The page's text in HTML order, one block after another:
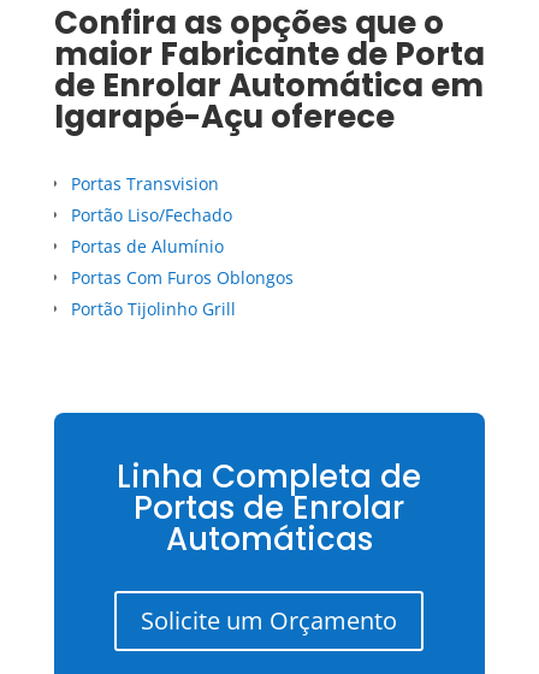
Confira as opções que o
maior Fabricante de Porta
de Enrolar Automática em
Igarapé-Açu oferece
Portas Transvision
Portão Liso/Fechado
Portas de Alumínio
Portas Com Furos Oblongos
Portão Tijolinho Grill
Linha Completa de
Portas de Enrolar
Automáticas
Solicite um Orçamento